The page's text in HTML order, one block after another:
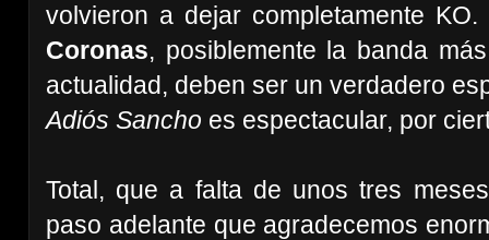
volvieron a dejar completamente
Coronas, posiblemente la banda
actualidad, deben ser un verdadero
Adiós Sancho es espectacular, por
Total, que a falta de unos tres
paso adelante que agradecemos